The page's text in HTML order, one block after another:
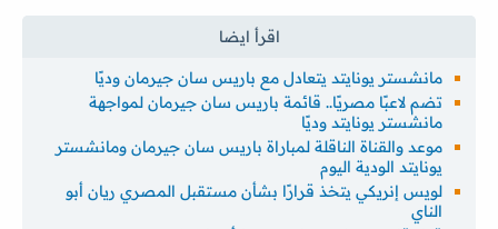
مانشستر يونايتد يتعادل مع باريس سان جيرمان وديًا
تضم لاعبًا مصريًا.. قائمة باريس سان جيرمان لمواجهة
مانشستر يونايتد وديًا
موعد والقناة الناقلة لمباراة باريس سان جيرمان ومانشستر
يونايتد الودية اليوم
لويس إنريكي يتخذ قرارًا بشأن مستقبل المصري ريان أبو
الناي